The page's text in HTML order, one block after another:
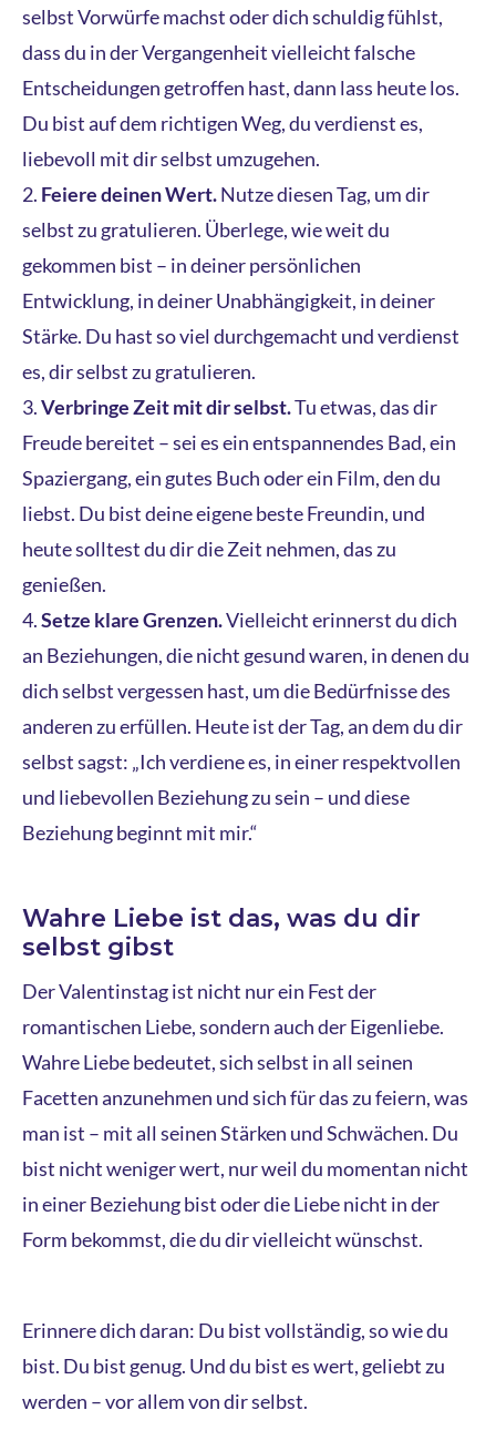
selbst Vorwürfe machst oder dich schuldig fühlst,
dass du in der Vergangenheit vielleicht falsche
Entscheidungen getroffen hast, dann lass heute los.
Du bist auf dem richtigen Weg, du verdienst es,
liebevoll mit dir selbst umzugehen.
Feiere deinen Wert.Nutze diesen Tag, um dir
selbst zu gratulieren. Überlege, wie weit du
gekommen bist – in deiner persönlichen
Entwicklung, in deiner Unabhängigkeit, in deiner
Stärke. Du hast so viel durchgemacht und verdienst
es, dir selbst zu gratulieren.
Verbringe Zeit mit dir selbst.Tu etwas, das dir
Freude bereitet – sei es ein entspannendes Bad, ein
Spaziergang, ein gutes Buch oder ein Film, den du
liebst. Du bist deine eigene beste Freundin, und
heute solltest du dir die Zeit nehmen, das zu
genießen.
Setze klare Grenzen.Vielleicht erinnerst du dich
an Beziehungen, die nicht gesund waren, in denen du
dich selbst vergessen hast, um die Bedürfnisse des
anderen zu erfüllen. Heute ist der Tag, an dem du dir
selbst sagst: „Ich verdiene es, in einer respektvollen
und liebevollen Beziehung zu sein – und diese
Beziehung beginnt mit mir.“
Wahre Liebe ist das, was du dir
selbst gibst
Der Valentinstag ist nicht nur ein Fest der
romantischen Liebe, sondern auch der Eigenliebe.
Wahre Liebe bedeutet, sich selbst in all seinen
Facetten anzunehmen und sich für das zu feiern, was
man ist – mit all seinen Stärken und Schwächen. Du
bist nicht weniger wert, nur weil du momentan nicht
in einer Beziehung bist oder die Liebe nicht in der
Form bekommst, die du dir vielleicht wünschst.
Erinnere dich daran: Du bist vollständig, so wie du
bist. Du bist genug. Und du bist es wert, geliebt zu
werden – vor allem von dir selbst.